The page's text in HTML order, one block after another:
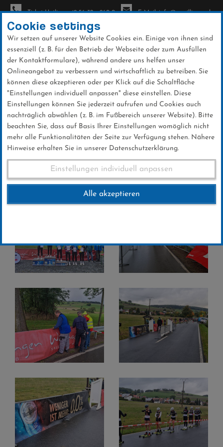
Direkt
zum
Inhalt
Ticket-Hotline: +49 56 32 - 960-0 E-Mail: info@sc-willingen.de
Galerien
Biathlon-Nordcup 02.10.2022
Cookie settings
Wir setzen auf unserer Website Cookies ein. Einige von ihnen sind
essenziell (z. B. für den Betrieb der Webseite oder zum Ausfüllen
der Kontaktformulare), während andere uns helfen unser
Onlineangebot zu verbessern und wirtschaftlich zu betreiben. Sie
können diese akzeptieren oder per Klick auf die Schaltfläche
"Einstellungen individuell anpassen" diese einstellen. Diese
Einstellungen können Sie jederzeit aufrufen und Cookies auch
nachträglich abwählen (z. B. im Fußbereich unserer Website). Bitte
beachten Sie, dass auf Basis Ihrer Einstellungen womöglich nicht
mehr alle Funktionalitäten der Seite zur Verfügung stehen. Nähere
Hinweise erhalten Sie in unserer Datenschutzerklärung.
Einstellungen individuell anpassen
Alle akzeptieren